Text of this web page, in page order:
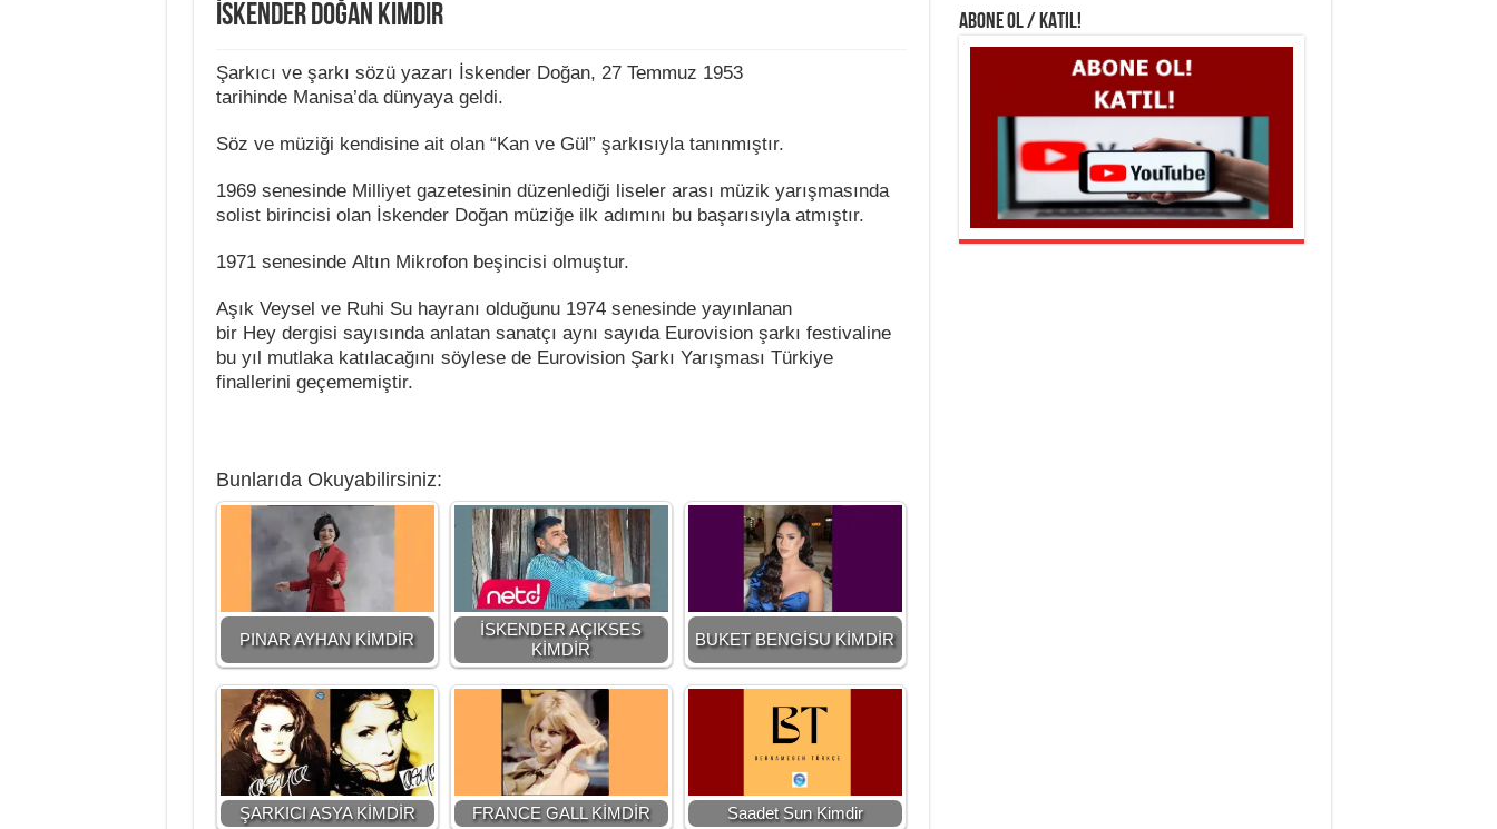
İskender Doğan Kimdir
Şarkıcı ve şarkı sözü yazarı İskender Doğan, 27 Temmuz 1953
tarihinde Manisa’da dünyaya geldi.
Söz ve müziği kendisine ait olan “Kan ve Gül” şarkısıyla tanınmıştır.
1969 senesinde Milliyet gazetesinin düzenlediği liseler arası müzik yarışmasında
solist birincisi olan İskender Doğan müziğe ilk adımını bu başarısıyla atmıştır.
1971 senesinde Altın Mikrofon beşincisi olmuştur.
Aşık Veysel ve Ruhi Su hayranı olduğunu 1974 senesinde yayınlanan
bir Hey dergisi sayısında anlatan sanatçı aynı sayıda Eurovision şarkı festivaline
bu yıl mutlaka katılacağını söylese de Eurovision Şarkı Yarışması Türkiye
finallerini geçememiştir.
Bunlarıda Okuyabilirsiniz:
PINAR AYHAN KİMDİR
İSKENDER AÇIKSES
KİMDİR
BUKET BENGİSU KİMDİR
ŞARKICI ASYA KİMDİR FRANCE GALL KİMDİR Saadet Sun Kimdir
ABONE OL / KATIL!